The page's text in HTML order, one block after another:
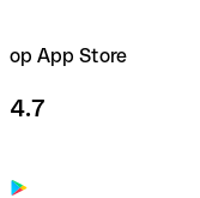
op App Store
4.7